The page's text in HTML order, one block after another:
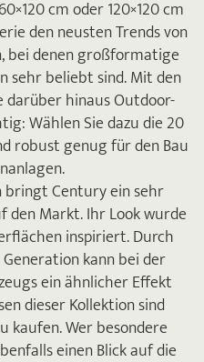
cm oder 120×120 cm
den neusten Trends von
bei denen großformatige
sehr beliebt sind. Mit den
darüber hinaus Outdoor-
Wählen Sie dazu die 20
robust genug für den Bau
Century ein sehr
den Markt. Ihr Look wurde
inspiriert. Durch
kann bei der
ein ähnlicher Effekt
dieser Kollektion sind
kaufen. Wer besondere
einen Blick auf die